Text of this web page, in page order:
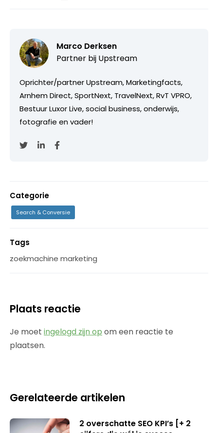
Marco Derksen
Partner bij Upstream
Oprichter/partner Upstream, Marketingfacts,
Arnhem Direct, SportNext, TravelNext, RvT VPRO,
Bestuur Luxor Live, social business, onderwijs,
fotografie en vader!
Categorie
Search & Conversie
Tags
zoekmachine marketing
Plaats reactie
Je moet ingelogd zijn op om een reactie te
plaatsen.
Gerelateerde artikelen
2 overschatte SEO KPI’s [+ 2